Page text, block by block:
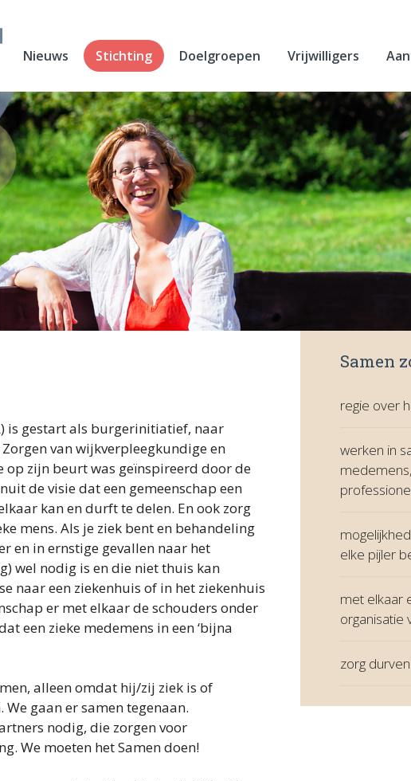
Nieuws Stichting Doelgroepen Vrijwilligers
is gestart als burgerinitiatief, naar
van wijkverpleegkundige en
op zijn beurt was geïnspireerd door de
de visie dat een gemeenschap een
kan en durft te delen. En ook zorg
mens. Als je ziek bent en behandeling
en in ernstige gevallen naar het
wel nodig is en die niet thuis kan
naar een ziekenhuis of in het ziekenhuis
er met elkaar de schouders onder
een zieke medemens in een ‘bijna
alleen omdat hij/zij ziek is of
gaan er samen tegenaan.
nodig, die zorgen voor
We moeten het Samen doen!
Samen
regie over
werken in
elke pijler
met elkaar
organisatie
zorg